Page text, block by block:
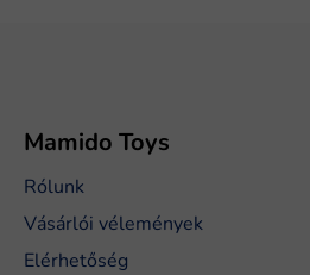
Mamido Toys
Rólunk
Vásárlói vélemények
Elérhetőség